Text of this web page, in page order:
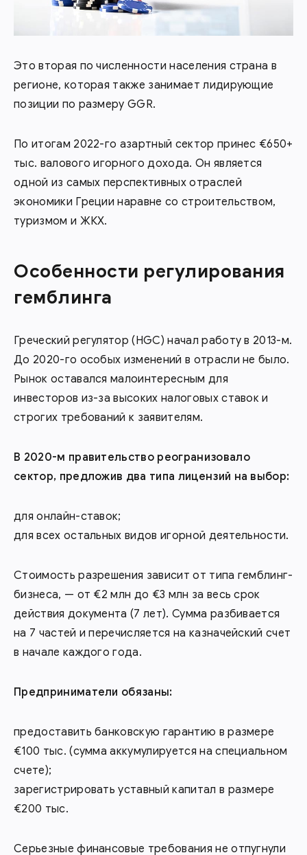
Это вторая по численности населения страна в
регионе, которая также занимает лидирующие
позиции по размеру GGR.
По итогам 2022-го азартный сектор принес €650+
тыс. валового игорного дохода. Он является
одной из самых перспективных отраслей
экономики Греции наравне со строительством,
туризмом и ЖКХ.
Особенности регулирования
гемблинга
Греческий регулятор (HGC) начал работу в 2013-м.
До 2020-го особых изменений в отрасли не было.
Рынок оставался малоинтересным для
инвесторов из-за высоких налоговых ставок и
строгих требований к заявителям.
В 2020-м правительство реогранизовало
сектор, предложив два типа лицензий на выбор:
для онлайн-ставок;
для всех остальных видов игорной деятельности.
Стоимость разрешения зависит от типа гемблинг-
бизнеса, — от €2 млн до €3 млн за весь срок
действия документа (7 лет). Сумма разбивается
на 7 частей и перечисляется на казначейский счет
в начале каждого года.
Предприниматели обязаны:
предоставить банковскую гарантию в размере
€100 тыс. (сумма аккумулируется на специальном
счете);
зарегистрировать уставный капитал в размере
€200 тыс.
Серьезные финансовые требования не отпугнули